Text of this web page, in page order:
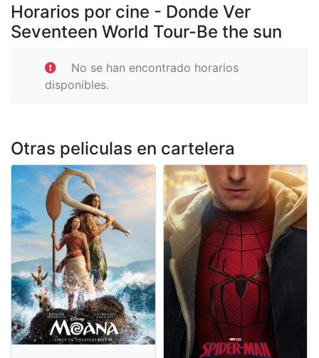
Horarios por cine - Donde Ver
Seventeen World Tour-Be the sun
No se han encontrado horarios
disponibles.
Otras peliculas en cartelera